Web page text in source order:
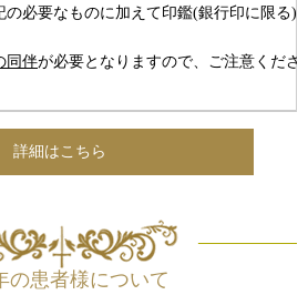
の必要なものに加えて印鑑(銀行印に限る)
同伴が必要となりますので、ご注意くださ
詳細はこちら
の患者様について